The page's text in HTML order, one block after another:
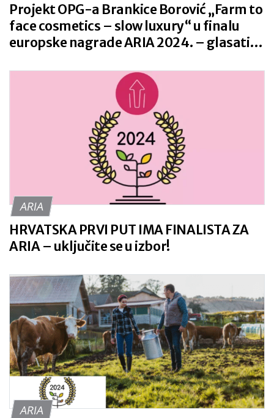
Projekt OPG-a Brankice Borović „Farm to
face cosmetics – slow luxury“ u finalu
europske nagrade ARIA 2024. – glasati
ARIA
HRVATSKA PRVI PUT IMA FINALISTA ZA
ARIA – uključite se u izbor!
ARIA